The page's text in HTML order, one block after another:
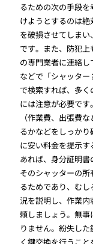
るための次の手段
けようとするのは
を破損させてしま
です。また、防犯
の専門業者に連絡
などで「シャッタ
で検索すれば、多
には注意が必要で
（作業費、出張費
るかなどをしっか
に安い料金を提示
あれば、身分証明
そのシャッターの
るためであり、む
況を説明し、作業
頼しましょう。無
りません。紛失し